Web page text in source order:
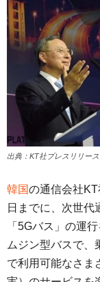
出典：KT社プレスリリース
韓国の通信会社
日までに、次世代
「5Gバス」の運
ムジン型バスで、
で利用可能なさま